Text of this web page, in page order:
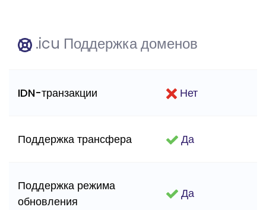
.icu Поддержка доменов
IDN-транзакции Нет
Поддержка трансфера Да
Поддержка режима
обновления
Да